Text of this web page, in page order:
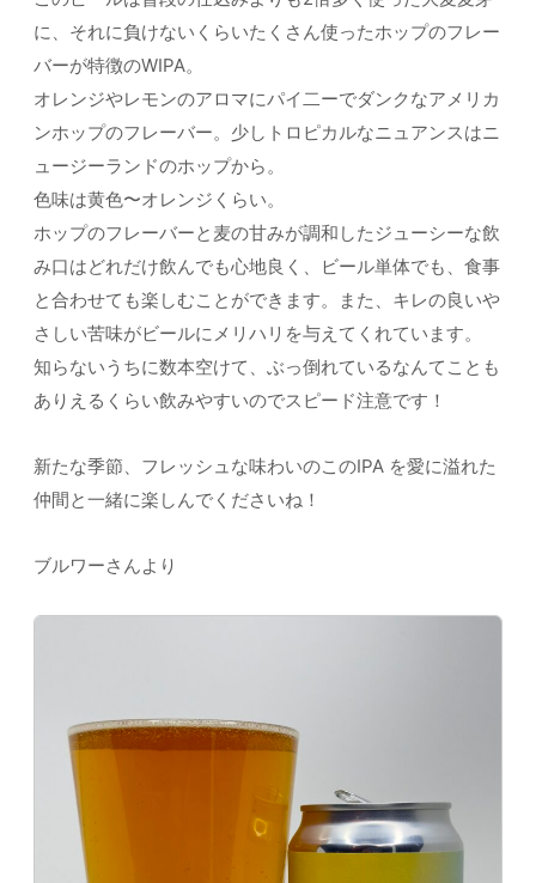
に、それに負けないくらいたくさん使ったホップのフレー
バーが特徴のWIPA。
オレンジやレモンのアロマにパイ二ーでダンクなアメリカ
ンホップのフレーバー。少しトロピカルなニュアンスはニ
ュージーランドのホップから。
色味は黄色〜オレンジくらい。
ホップのフレーバーと麦の甘みが調和したジューシーな飲
み口はどれだけ飲んでも心地良く、ビール単体でも、食事
と合わせても楽しむことができます。また、キレの良いや
さしい苦味がビールにメリハリを与えてくれています。
知らないうちに数本空けて、ぶっ倒れているなんてことも
ありえるくらい飲みやすいのでスピード注意です！
新たな季節、フレッシュな味わいのこのIPA を愛に溢れた
仲間と一緒に楽しんでくださいね！
ブルワーさんより